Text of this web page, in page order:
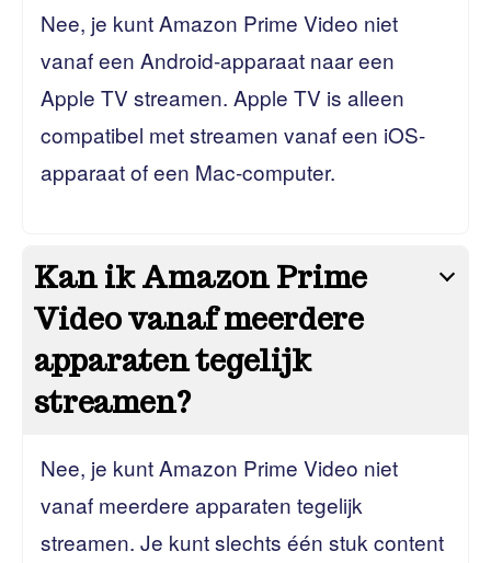
Nee, je kunt Amazon Prime Video niet
vanaf een Android-apparaat naar een
Apple TV streamen. Apple TV is alleen
compatibel met streamen vanaf een iOS-
apparaat of een Mac-computer.
Kan ik Amazon Prime
Video vanaf meerdere
apparaten tegelijk
streamen?
Nee, je kunt Amazon Prime Video niet
vanaf meerdere apparaten tegelijk
streamen. Je kunt slechts één stuk content